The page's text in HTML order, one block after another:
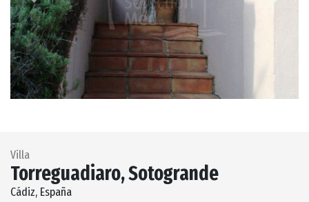
Previous Next
Villa
Torreguadiaro, Sotogrande
Cádiz, España